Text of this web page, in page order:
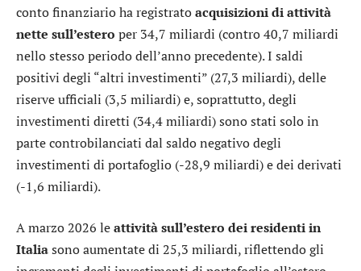
conto finanziario ha registratoacquisizioni di attività
nette sull’estero per 34,7 miliardi (contro 40,7 miliardi
nello stesso periodo dell’anno precedente). I saldi
positivi degli “altri investimenti” (27,3 miliardi), delle
riserve ufficiali (3,5 miliardi) e, soprattutto, degli
investimenti diretti (34,4 miliardi) sono stati solo in
parte controbilanciati dal saldo negativo degli
investimenti di portafoglio (-28,9 miliardi) e dei derivati
(-1,6 miliardi).
A marzo 2026 leattività sull’estero dei residenti in
Italiasono aumentate di 25,3 miliardi, riflettendo gli